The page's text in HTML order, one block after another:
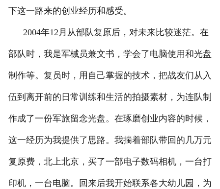
下这一路来的创业经历和感受。
2004年12月从部队复原后，对未来比较迷茫。在
部队时，我是军械员兼文书，学会了电脑使用和光盘
制作等。复员时，用自己掌握的技术，把战友们从入
伍到离开前的日常训练和生活的拍摄素材，为连队制
作成了一份军旅留念光盘。在琢磨创业内容的时候，
这一经历为我提供了思路。我揣着部队带回的几万元
复原费，北上北京，买了一部电子数码相机，一台打
印机，一台电脑。回来后我开始联系各大幼儿园，为